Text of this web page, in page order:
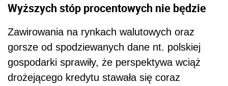
Wyższych stóp procentowych nie będzie
Zawirowania na rynkach walutowych oraz
gorsze od spodziewanych dane nt. polskiej
gospodarki sprawiły, że perspektywa wciąż
drożejącego kredytu stawała się coraz